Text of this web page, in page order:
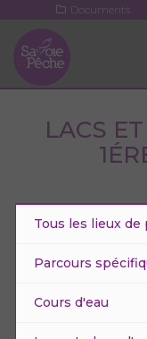
contenu
principal
Documents
LACS
Tous les lieux de
Parcours
Cours d'eau